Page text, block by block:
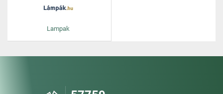
Lampak